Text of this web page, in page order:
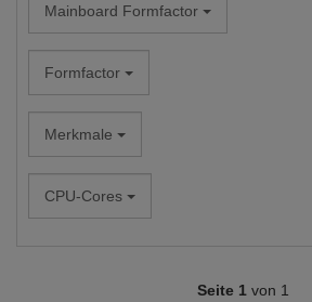
Mainboard Formfactor
Formfactor
Merkmale
CPU-Cores
Seite 1 von 1